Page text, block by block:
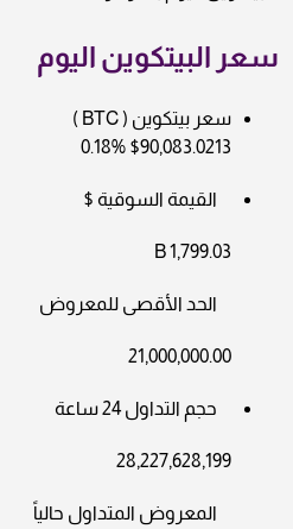
سعر البيتكوين اليوم
سعر بيتكوين ( BTC )
$90,083.0213 0.18%
القيمة السوقية $
1,799.03 B
الحد الأقصى للمعروض
21,000,000.00
حجم التداول 24 ساعة
28,227,628,199
المعروض المتداول حالياً